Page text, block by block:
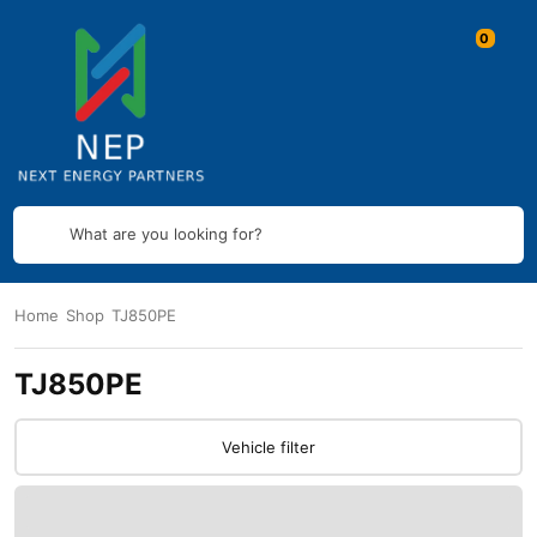
What are you looking for?
Home Shop TJ850PE
TJ850PE
Vehicle filter